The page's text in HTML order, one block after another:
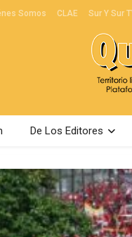
Somos CLAE Sur Y Sur
De Los Editores